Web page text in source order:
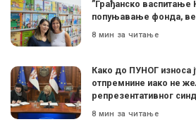
”Грађанско
попуњавање фонда,
8 мин за читање
Како до ПУНОГ износа
отпремнине иако не
репрезентативног
8 мин за читање